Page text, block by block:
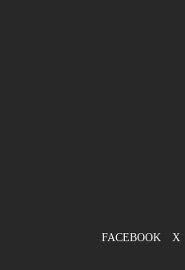
FACEBOOK X